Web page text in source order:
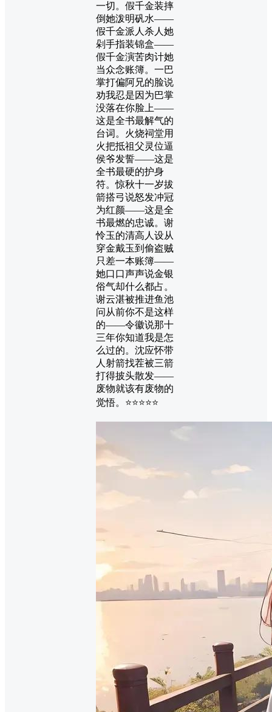
一切。假千金装摔
倒她泼明矾水——
假千金派人杀人她
剁手指装锦盒——
假千金演苦肉计她
当众念账簿。一巴
掌打偏阿兄的脸说
劝我忍是因为巴掌
没落在你脸上——
这是全书最解气的
台词。火烧祠堂用
火把抵祖父灵位逼
侯爷发誓——这是
全书最硬的护身
符。惊秋十一岁拔
箭搭弓说怒发冲冠
为红颜——这是全
书最燃的忠诚。谢
怜玉的清高人设从
穿金戴玉到偷盗贼
只差一本账簿——
她口口声声说金银
俗气却什么都占。
谢云湛被推进鱼池
问从前你不是这样
的——令徽说那十
三年你知道我是怎
么过的。沈应怀带
人射箭找茬被三箭
打得披头散发——
废物就该有废物的
觉悟。⭐⭐⭐⭐⭐